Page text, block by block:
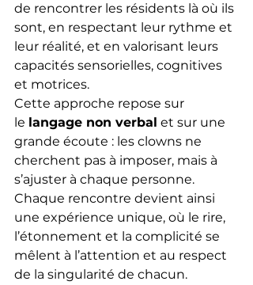
de rencontrer les résidents là où ils
sont, en respectant leur rythme et
leur réalité, et en valorisant leurs
capacités sensorielles, cognitives
et motrices.
Cette approche repose sur
le langage non verbal et sur une
grande écoute : les clowns ne
cherchent pas à imposer, mais à
s’ajuster à chaque personne.
Chaque rencontre devient ainsi
une expérience unique, où le rire,
l’étonnement et la complicité se
mêlent à l’attention et au respect
de la singularité de chacun.